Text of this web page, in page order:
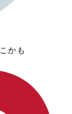
かも